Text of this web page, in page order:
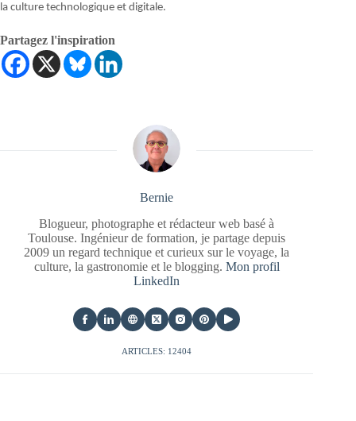
la culture technologique et digitale.
Partagez l'inspiration
Bernie
Blogueur, photographe et rédacteur web basé à
Toulouse. Ingénieur de formation, je partage depuis
2009 un regard technique et curieux sur le voyage, la
culture, la gastronomie et le blogging. Mon profil
LinkedIn
ARTICLES: 12404